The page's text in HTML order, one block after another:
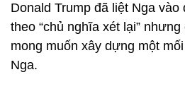
Donald Trump đã liệt Nga
theo “chủ nghĩa xét lại”
mong muốn xây dựng một
Nga.